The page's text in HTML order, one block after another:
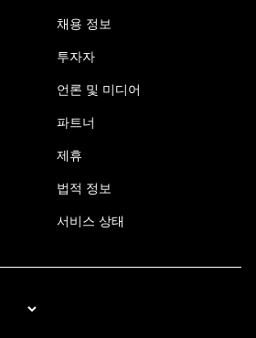
채용 정보
투자자
언론 및 미디어
파트너
제휴
법적 정보
서비스 상태